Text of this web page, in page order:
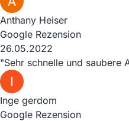
Anthany Heiser
Google Rezension
26.05.2022
"Sehr schnelle und saubere
Inge gerdom
Google Rezension